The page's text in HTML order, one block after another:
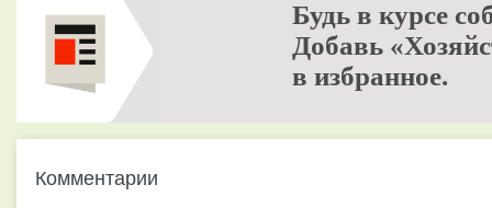
Будь в курсе
Добавь
в избранное.
Комментарии